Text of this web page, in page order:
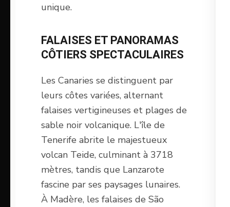
unique.
FALAISES ET PANORAMAS
CÔTIERS SPECTACULAIRES
Les Canaries se distinguent par
leurs côtes variées, alternant
falaises vertigineuses et plages de
sable noir volcanique. L'île de
Tenerife abrite le majestueux
volcan Teide, culminant à 3718
mètres, tandis que Lanzarote
fascine par ses paysages lunaires.
À Madère, les falaises de São